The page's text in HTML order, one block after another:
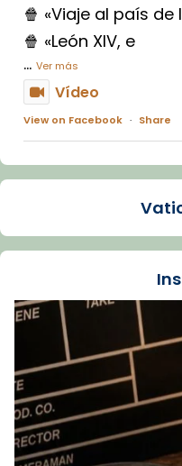
🍿 «Viaje al país
🍿 «León XIV, e
... Ver más
Vídeo
View on Facebook · Share
Arquebisbat
La Carmina va
dos mesos, a
Recupera
tican News 👇
07/carmina-
espana-testimoni...
Foto